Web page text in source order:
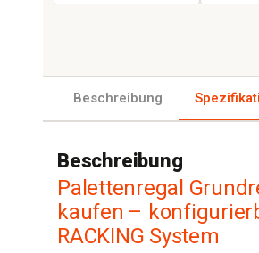
Beschreibung
Beschreibung
Palettenregal
kaufen –
RACKING System